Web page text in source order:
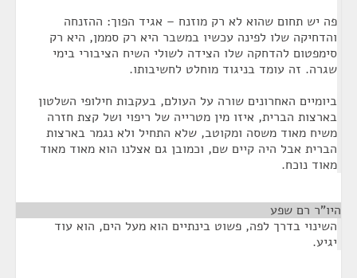
פה יש תחום שהוא לא רק מוזנח – אגיד הפוך: ההזנחה
והדחיקה שלו לפינה עכשיו במשבר היא רק סממן, היא רק
סימפטום להדחקה שלו הצידה לשולי השיח הציבורי בימי
שגרה. זה עומד בניגוד מוחלט לחשיבותו.
ביומיים האחרונים שורה על העולם, בעקבות חילופי השלטון
בארצות הברית, איזו מין מטרייה של ריפוי ושל קצת חזרה
משיח מאוד משסה ומקוטב, שלא התחיל ולא נגמר בארצות
הברית אבל היה קיים שם, וכמובן גם אצלנו הוא מאוד מאוד
מאוד נוכח.
היו"ר רם שפע
השינוי בדרך לפה, פשוט בינתיים הוא מעל הים, הוא עוד
יגיע.